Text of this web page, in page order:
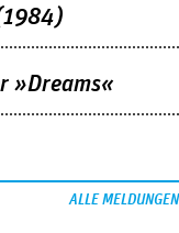
»Dreams«
ALLE MELDUNGEN